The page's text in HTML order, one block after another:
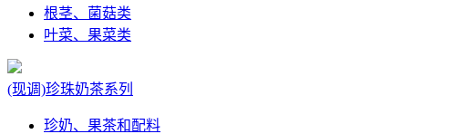
根茎、菌菇类
叶菜、果菜类
(现调)珍珠奶茶系列
珍奶、果茶和配料